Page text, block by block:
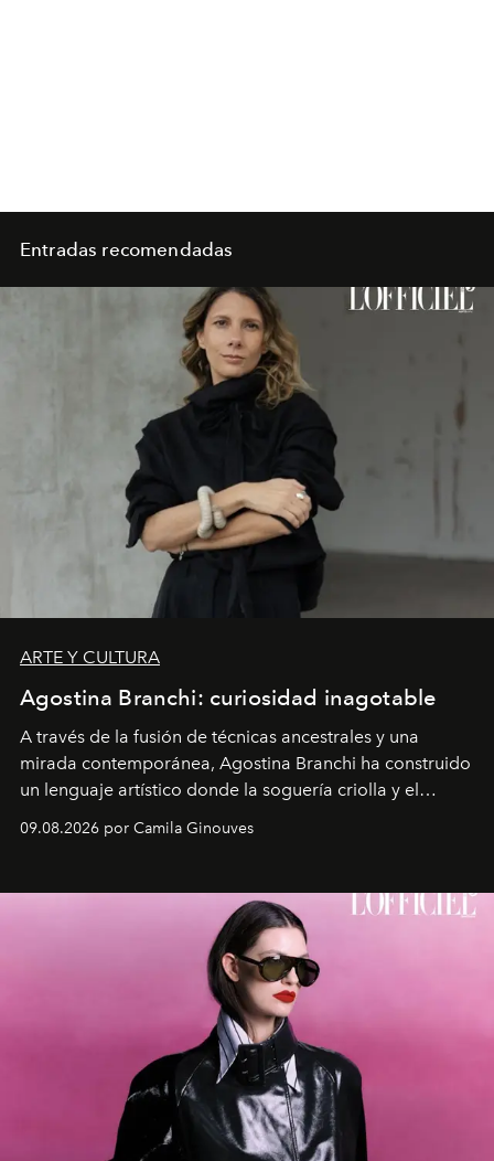
Entradas recomendadas
ARTE Y CULTURA
Agostina Branchi: curiosidad inagotable
A través de la fusión de técnicas ancestrales y una
mirada contemporánea, Agostina Branchi ha construido
un lenguaje artístico donde la soguería criolla y el
como fluidas. En septiembre la artista presentará una
Montecarmelo.
09.08.2026 por Camila Ginouves